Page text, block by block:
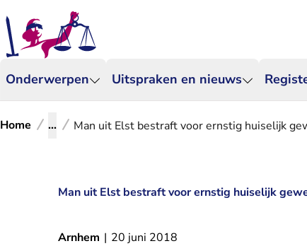
Onderwerpen Uitspraken en nieuws
Home ... Man uit Elst bestraft voor ernstig huiselijk
Man uit Elst bestraft voor ernstig huiselijk
Arnhem | 20 juni 2018